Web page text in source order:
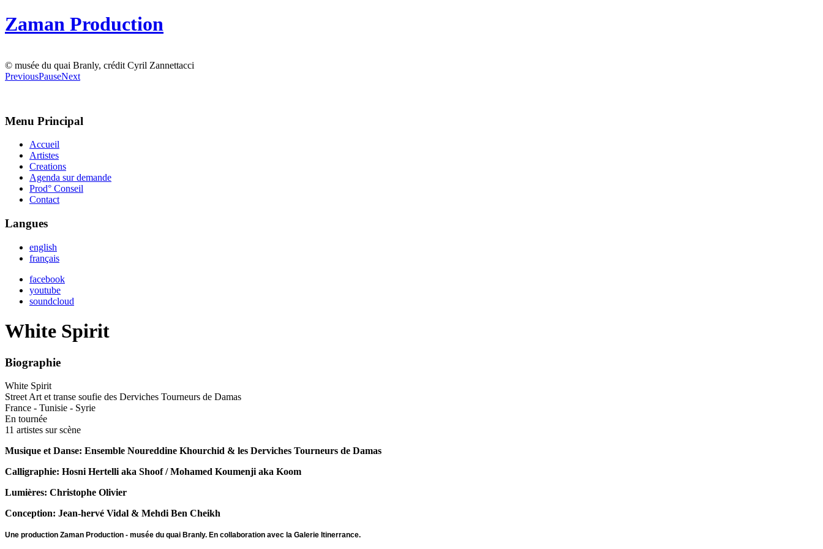
Zaman Production
© musée du quai Branly, crédit Cyril Zannettacci
PreviousPauseNext
Menu Principal
Accueil
Artistes
Creations
Agenda sur demande
Prod° Conseil
Contact
Langues
english
français
facebook
youtube
soundcloud
White Spirit
Biographie
White Spirit
Street Art et transe soufie des Derviches Tourneurs de Damas
France - Tunisie - Syrie
En tournée
11 artistes sur scène
Musique et Danse: Ensemble Noureddine Khourchid & les Derviches Tourneurs de Damas
Calligraphie: Hosni Hertelli aka Shoof / Mohamed Koumenji aka Koom
Lumières: Christophe Olivier
Conception: Jean-hervé Vidal & Mehdi Ben Cheikh
Une production Zaman Production - musée du quai Branly. En collaboration avec la Galerie Itinerrance.